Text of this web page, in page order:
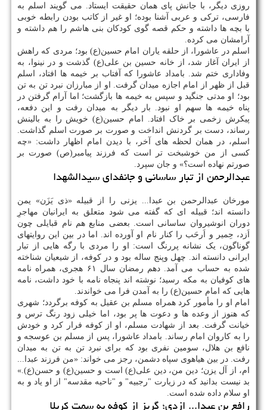
روزی دیگر، با جانش پای همان حقیقت ایستاد. می گویند اسلم به
فارسی، ترکی و عربی آشنا بوده؛ او غیر از کاتب بودن رابطه خوبی
با بچه ها داشته و حکم قصه گوی کودکان بنی هاشم را هم داشته و
آرامشان می کرده.
اسلم در عاشورا، از حلقه یاران امام حسین(ع) بود؛ مردی که راهش
از ایران آغاز شد، از خانه حسین بن علی(ع) گذشت و در نینوا، به
وفاداری ختم شد. بامداد عاشورا که آفتاب بر خیمه ها افتاد، اسلم
قبل از ظهر از امام اجازه میدان گرفت. او از مبارزان نبرد تن به تن
بود؛ او مدتی جنگید و سپس به خیمه ها بازگشت؛ اما آرام گرفتن در
پناه خیمه ها سهم او نبود. بار دیگر به میدان رفت و این دفعه،
پیکرش زخمی بر خاک افتاد. امام حسین(ع) خویش را به بالینش
رساند، دست بر گردنش انداخت و صورت بر صورت اسلم گذاشت.
اسلم، در همان لحظه های آخر، با دیدن امام اظهار داشت: «چه
کسی از من خوشبخت تر است که فرزند پیامبر(ص) صورت بر
صورتم نهاده است؟» و جان سپرد.
عبدالرحمن از تبار ساسانی و جانفدای سیدالشهدا
مورخان عبدالرحمن بن عبدا... یزنی را از قبیله «ذی یَزَن» یمن
دانسته اند؛ قبیله ای که گفته می شود متعلق به ایرانیان مهاجرِ
دوران انوشیروان ساسانی است. بعضی منابع هم نام قبایلی چون
اَزد، حِمیر و اَرحَب را کنار نام او آورده اند. اما در بین این روایتهای
گوناگون، یک نشانه پررنگ است: او را مردی با رگه هایی از تبار
ایرانی دانسته اند. چهل وپنج ساله بود و در کوفه، از شیعیان شناخته
شده به حساب می آمد. دهم رمضان سال ۶۱ هجری، همراه نامه
های کوفیان به مکه رسید؛ نوشته اند پنجاه نامه با خود داشت، نامه
هایی که امام حسین(ع) را به آمدن فرا می خواندند.
امام او را مأمور کرد همراه مسلم بن عقیل به کوفه برگردد؛ شهری
که هنوز از وعده ها و دعوت ها پر بود، اما خیلی زود رنگ ترس و
خیانت گرفت. بعد از شهادت مسلم، او از کوفه فرار کرد و خودش
را به کاروان امام رساند. بامداد عاشورا، پس از مسلم بن عوسجه و
نافع بن هلال، سومین نفری بود که برای نبرد تن به تن به میدان
رفت. در بین هیاهوی سپاه دشمن، رجز می خواند: «من فرزند عبدا...
ام، از آل یزن؛ دین من، دین علی(ع) است و حسین(ع) و حسن(ع).»
بد نیست بدانید که در زیارت "رجبیه" و "ناحیه مقدسه" از او یاد و به
او سلام داده شده است.
رافع بن عبدا... ازدی؛ گریز از کوفه به سمت کربلا